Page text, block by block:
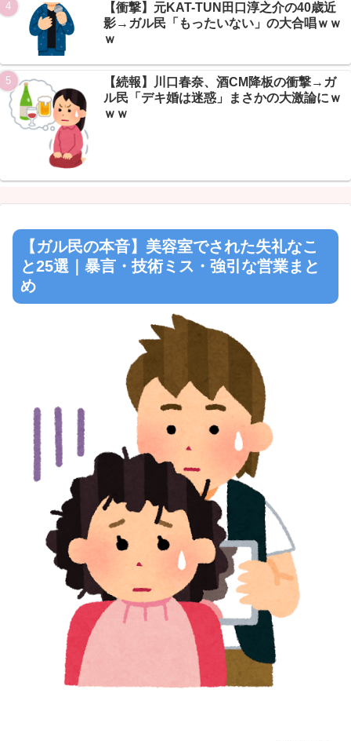
【衝撃】元KAT-TUN田口淳之介の40歳近
影→ガル民「もったいない」の大合唱ｗｗ
ｗ
【続報】川口春奈、酒CM降板の衝撃→ガ
ル民「デキ婚は迷惑」まさかの大激論にｗ
ｗｗ
【ガル民の本音】美容室でされた失礼なこ
と25選｜暴言・技術ミス・強引な営業まと
め